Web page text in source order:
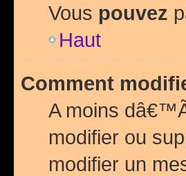
Vous pouvez
Haut
Comment
A moins
modifier ou
modifier un